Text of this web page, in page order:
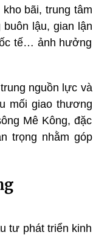
bãi, trung tâm
lậu, gian lận
tế… ảnh hưởng
nguồn lực và
mối giao thương
Mê Kông, đặc
trọng nhằm góp
tư phát triển kinh